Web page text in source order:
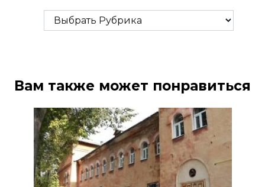
Рубрики
Вам также может понравиться